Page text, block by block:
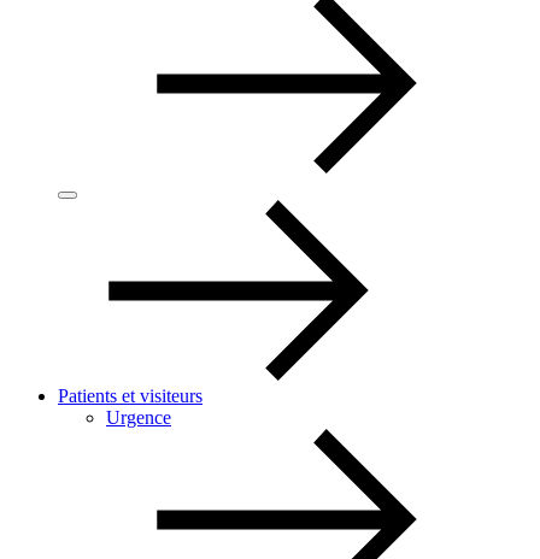
Patients et visiteurs
Urgence